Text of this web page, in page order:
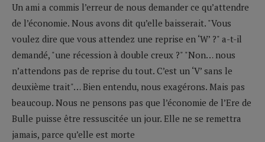
Un ami a commis l’erreur de nous demander ce qu’attendre
de l’économie. Nous avons dit qu’elle baisserait. "Vous
voulez dire que vous attendez une reprise en ‘W’ ?" a-t-il
demandé, "une récession à double creux ?" "Non… nous
n’attendons pas de reprise du tout. C’est un ‘V’ sans le
deuxième trait"… Bien entendu, nous exagérons. Mais pas
beaucoup. Nous ne pensons pas que l’économie de l’Ere de
Bulle puisse être ressuscitée un jour. Elle ne se remettra
jamais, parce qu’elle est morte